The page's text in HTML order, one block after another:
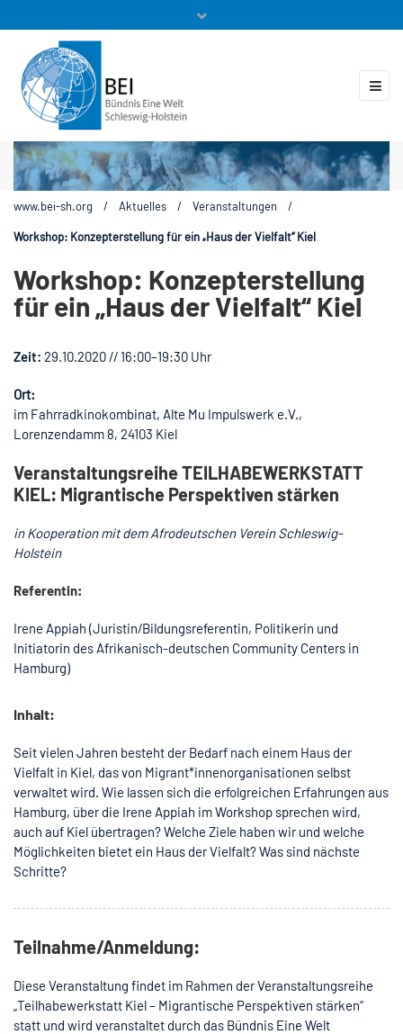
Mitglieder
www.bei-sh.org / Aktuelles / Veranstaltungen /
Workshop: Konzepterstellung für ein „Haus der Vielfalt“ Kiel
Workshop: Konzepterstellung
für ein „Haus der Vielfalt“ Kiel
Zeit: 29.10.2020 // 16:00–19:30 Uhr
Ort:
im Fahrradkinokombinat, Alte Mu Impulswerk e.V.,
Lorenzendamm 8, 24103 Kiel
Veranstaltungsreihe TEILHABEWERKSTATT
KIEL: Migrantische Perspektiven stärken
in Kooperation mit dem Afrodeutschen Verein Schleswig-
Holstein
Referentin:
Irene Appiah (Juristin/Bildungsreferentin, Politikerin und
Initiatorin des Afrikanisch-deutschen Community Centers in
Hamburg)
Inhalt:
Seit vielen Jahren besteht der Bedarf nach einem Haus der
Vielfalt in Kiel, das von Migrant*innenorganisationen selbst
verwaltet wird. Wie lassen sich die erfolgreichen Erfahrungen aus
Hamburg, über die Irene Appiah im Workshop sprechen wird,
auch auf Kiel übertragen? Welche Ziele haben wir und welche
Möglichkeiten bietet ein Haus der Vielfalt? Was sind nächste
Schritte?
Teilnahme/Anmeldung:
Diese Veranstaltung findet im Rahmen der Veranstaltungsreihe
„Teilhabewerkstatt Kiel – Migrantische Perspektiven stärken“
statt und wird veranstaltet durch das Bündnis Eine Welt